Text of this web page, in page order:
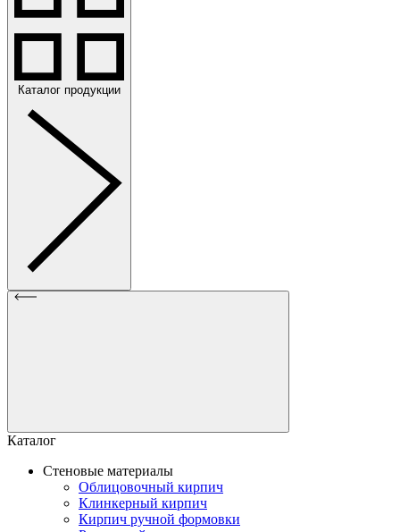
Каталог продукции
Каталог
Стеновые материалы
Облицовочный кирпич
Клинкерный кирпич
Кирпич ручной формовки